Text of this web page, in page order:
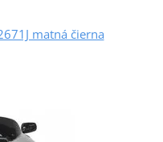
matná čierna